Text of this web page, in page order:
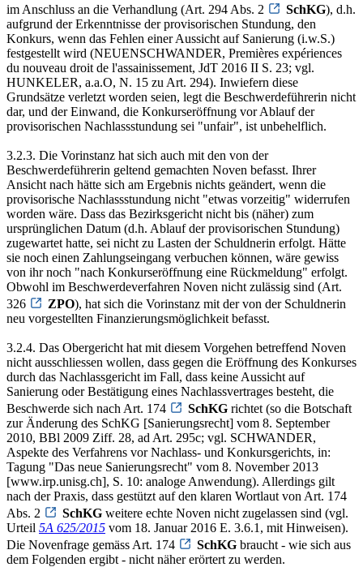
im Anschluss an die Verhandlung (Art. 294 Abs. 2
SchKG), d.h.
aufgrund der Erkenntnisse der provisorischen Stundung, den
Konkurs, wenn das Fehlen einer Aussicht auf Sanierung (i.w.S.)
festgestellt wird (NEUENSCHWANDER, Premières expériences
du nouveau droit de l'assainissement, JdT 2016 II S. 23; vgl.
HUNKELER, a.a.O, N. 15 zu Art. 294). Inwiefern diese
Grundsätze verletzt worden seien, legt die Beschwerdeführerin nicht
dar, und der Einwand, die Konkurseröffnung vor Ablauf der
provisorischen Nachlassstundung sei "unfair", ist unbehelflich.
3.2.3. Die Vorinstanz hat sich auch mit den von der
Beschwerdeführerin geltend gemachten Noven befasst. Ihrer
Ansicht nach hätte sich am Ergebnis nichts geändert, wenn die
provisorische Nachlassstundung nicht "etwas vorzeitig" widerrufen
worden wäre. Dass das Bezirksgericht nicht bis (näher) zum
ursprünglichen Datum (d.h. Ablauf der provisorischen Stundung)
zugewartet hatte, sei nicht zu Lasten der Schuldnerin erfolgt. Hätte
sie noch einen Zahlungseingang verbuchen können, wäre gewiss
von ihr noch "nach Konkurseröffnung eine Rückmeldung" erfolgt.
Obwohl im Beschwerdeverfahren Noven nicht zulässig sind (Art.
326
ZPO), hat sich die Vorinstanz mit der von der Schuldnerin
neu vorgestellten Finanzierungsmöglichkeit befasst.
3.2.4. Das Obergericht hat mit diesem Vorgehen betreffend Noven
nicht ausschliessen wollen, dass gegen die Eröffnung des Konkurses
durch das Nachlassgericht im Fall, dass keine Aussicht auf
Sanierung oder Bestätigung eines Nachlassvertrages besteht, die
Beschwerde sich nach Art. 174
SchKG richtet (so die Botschaft
zur Änderung des SchKG [Sanierungsrecht] vom 8. September
2010, BBl 2009 Ziff. 28, ad Art. 295c; vgl. SCHWANDER,
Aspekte des Verfahrens vor Nachlass- und Konkursgerichts, in:
Tagung "Das neue Sanierungsrecht" vom 8. November 2013
[www.irp.unisg.ch], S. 10: analoge Anwendung). Allerdings gilt
nach der Praxis, dass gestützt auf den klaren Wortlaut von Art. 174
Abs. 2
SchKG weitere echte Noven nicht zugelassen sind (vgl.
Urteil 5A 625/2015 vom 18. Januar 2016 E. 3.6.1, mit Hinweisen).
Die Novenfrage gemäss Art. 174
SchKG braucht - wie sich aus
dem Folgenden ergibt - nicht näher erörtert zu werden.